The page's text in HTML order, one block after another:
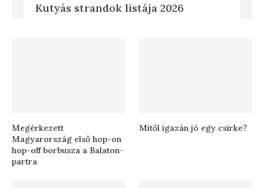
Kutyás strandok listája 2026
Megérkezett
Magyarország első hop-on
hop-off borbusza a Balaton-
partra
Mitől igazán jó egy csirke?